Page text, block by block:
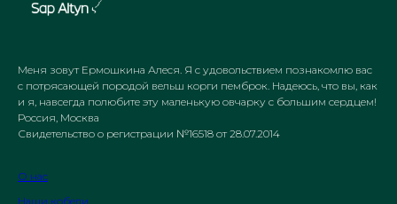
Меня зовут Ермошкина Алеся. Я с удовольствием познакомлю вас
с потрясающей породой вельш корги пемброк. Надеюсь, что вы, как
и я, навсегда полюбите эту маленькую овчарку с большим сердцем!
Россия, Москва
Свидетельство о регистрации №16518 от 28.07.2014
О нас
Наши кобели